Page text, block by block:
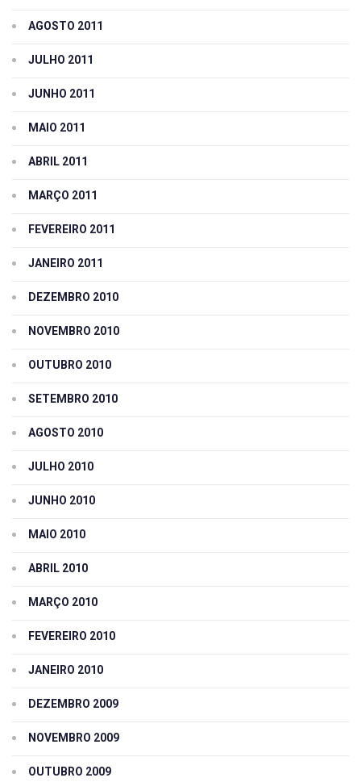
AGOSTO 2011
JULHO 2011
JUNHO 2011
MAIO 2011
ABRIL 2011
MARÇO 2011
FEVEREIRO 2011
JANEIRO 2011
DEZEMBRO 2010
NOVEMBRO 2010
OUTUBRO 2010
SETEMBRO 2010
AGOSTO 2010
JULHO 2010
JUNHO 2010
MAIO 2010
ABRIL 2010
MARÇO 2010
FEVEREIRO 2010
JANEIRO 2010
DEZEMBRO 2009
NOVEMBRO 2009
OUTUBRO 2009